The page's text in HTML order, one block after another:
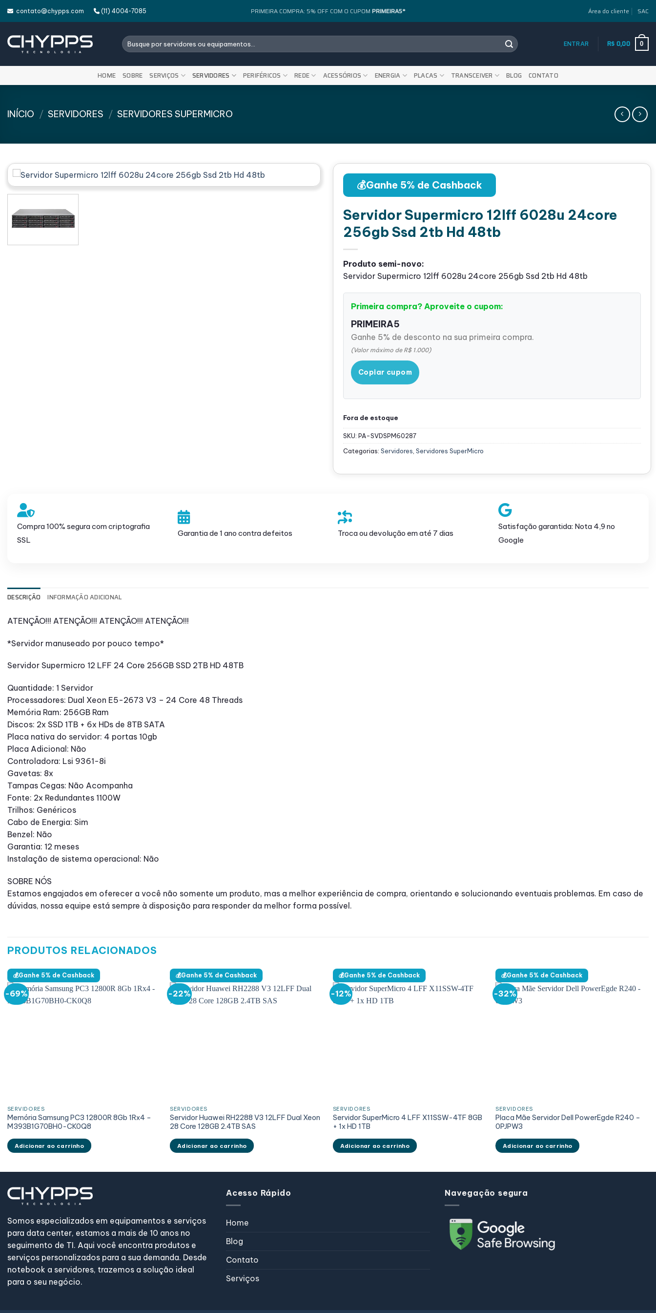
contato@chypps.com (11) 4004-7085 PRIMEIRA COMPRA: 5% OFF COM O CUPOM PRIMEIRA5* Área do cliente SAC
Pesquisar
por:
ENTRAR R$0,00 0
HOME SOBRE SERVIÇOS SERVIDORES PERIFÉRICOS REDE ACESSÓRIOS ENERGIA PLACAS TRANSCEIVER BLOG CONTATO
INÍCIO / SERVIDORES / SERVIDORES SUPERMICRO
💰Ganhe 5% de Cashback
Servidor Supermicro 12lff 6028u 24core
256gb Ssd 2tb Hd 48tb
Produto semi-novo:
Servidor Supermicro 12lff 6028u 24core 256gb Ssd 2tb Hd 48tb
Primeira compra? Aproveite o cupom:
PRIMEIRA5
Ganhe 5% de desconto na sua primeira compra.
(Valor máximo de R$ 1.000)
Copiar cupom
Fora de estoque
SKU: PA-SVDSPM60287
Categorias: Servidores Servidores SuperMicro
Compra 100% segura com criptografia
SSL
Garantia de 1 ano contra defeitos Troca ou devolução em até 7 dias
Satisfação garantida: Nota 4,9 no
Google
DESCRIÇÃO INFORMAÇÃO ADICIONAL
ATENÇÃO!!! ATENÇÃO!!! ATENÇÃO!!! ATENÇÃO!!!
*Servidor manuseado por pouco tempo*
Servidor Supermicro 12 LFF 24 Core 256GB SSD 2TB HD 48TB
Quantidade: 1 Servidor
Processadores: Dual Xeon E5-2673 V3 – 24 Core 48 Threads
Memória Ram: 256GB Ram
Discos: 2x SSD 1TB + 6x HDs de 8TB SATA
Placa nativa do servidor: 4 portas 10gb
Placa Adicional: Não
Controladora: Lsi 9361-8i
Gavetas: 8x
Tampas Cegas: Não Acompanha
Fonte: 2x Redundantes 1100W
Trilhos: Genéricos
Cabo de Energia: Sim
Benzel: Não
Garantia: 12 meses
Instalação de sistema operacional: Não
SOBRE NÓS
Estamos engajados em oferecer a você não somente um produto, mas a melhor experiência de compra, orientando e solucionando eventuais problemas. Em caso de
dúvidas, nossa equipe está sempre à disposição para responder da melhor forma possível.
PRODUTOS RELACIONADOS
💰Ganhe 5% de Cashback
-69%
SERVIDORES
Memória Samsung PC3 12800R 8Gb 1Rx4 –
M393B1G70BH0-CK0Q8
Adicionar ao carrinho
💰Ganhe 5% de Cashback
-22%
SERVIDORES
Servidor Huawei RH2288 V3 12LFF Dual Xeon
28 Core 128GB 2.4TB SAS
Adicionar ao carrinho
💰Ganhe 5% de Cashback
-12%
SERVIDORES
Servidor SuperMicro 4 LFF X11SSW-4TF 8GB
+ 1x HD 1TB
Adicionar ao carrinho
💰Ganhe 5% de Cashback
-32%
SERVIDORES
Placa Mãe Servidor Dell PowerEgde R240 –
0PJPW3
Adicionar ao carrinho
Somos especializados em equipamentos e serviços
para data center, estamos a mais de 10 anos no
seguimento de TI. Aqui você encontra produtos e
serviços personalizados para a sua demanda. Desde
notebook a servidores, trazemos a solução ideal
para o seu negócio.
Acesso Rápido
Home
Blog
Contato
Serviços
Navegação segura